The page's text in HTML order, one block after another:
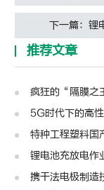
下一篇：锂
推荐文章
疯狂的“隔膜之
5G时代下的高性能
特种工程塑料国
锂电池充放电作
携干法电极制造技